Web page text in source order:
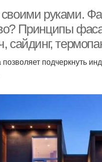
руками.
Принципы
сайдинг,
подчеркнуть